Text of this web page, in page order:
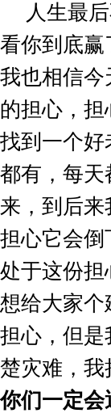
人生最
看你到底
我也相信
的担心，
找到一个好
都有，每
来，到后
担心它会
处于这份
想给大家个
担心，但
楚灾难，
你们一定